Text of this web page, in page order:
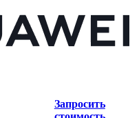
Запросить